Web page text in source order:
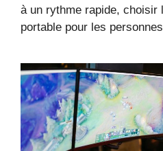
à un rythme rapide, choisir
portable pour les